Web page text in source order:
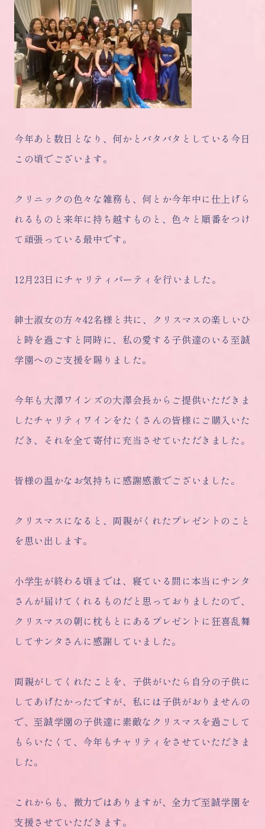
今年あと数日となり、何かとバタバタとしている今日
この頃でございます。
クリニックの色々な雑務も、何とか今年中に仕上げら
れるものと来年に持ち越すものと、色々と順番をつけ
て頑張っている最中です。
12月23日にチャリティパーティを行いました。
紳士淑女の方々42名様と共に、クリスマスの楽しいひ
と時を過ごすと同時に、私の愛する子供達のいる至誠
学園へのご支援を賜りました。
今年も大澤ワインズの大澤会長からご提供いただきま
したチャリティワインをたくさんの皆様にご購入いた
だき、それを全て寄付に充当させていただきました。
皆様の温かなお気持ちに感謝感激でございました。
クリスマスになると、両親がくれたプレゼントのこと
を思い出します。
小学生が終わる頃までは、寝ている間に本当にサンタ
さんが届けてくれるものだと思っておりましたので、
クリスマスの朝に枕もとにあるプレゼントに狂喜乱舞
してサンタさんに感謝していました。
両親がしてくれたことを、子供がいたら自分の子供に
してあげたかったですが、私には子供がおりませんの
で、至誠学園の子供達に素敵なクリスマスを過ごして
もらいたくて、今年もチャリティをさせていただきま
した。
これからも、微力ではありますが、全力で至誠学園を
支援させていただきます。